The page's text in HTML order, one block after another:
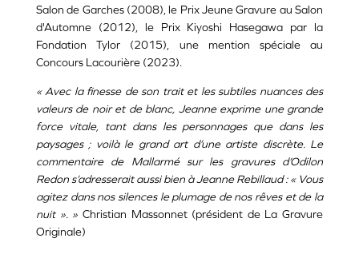
Salon de Garches (2008), le Prix Jeune Gravure au Salon
d'Automne (2012), le Prix Kiyoshi Hasegawa par la
Fondation Tylor (2015), une mention spéciale au
Concours Lacourière (2023).
« Avec la finesse de son trait et les subtiles nuances des
valeurs de noir et de blanc, Jeanne exprime une grande
force vitale, tant dans les personnages que dans les
paysages ; voilà le grand art d’une artiste discrète. Le
commentaire de Mallarmé sur les gravures d’Odilon
Redon s’adresserait aussi bien à Jeanne Rebillaud : « Vous
agitez dans nos silences le plumage de nos rêves et de la
nuit ». » Christian Massonnet (président de La Gravure
Originale)